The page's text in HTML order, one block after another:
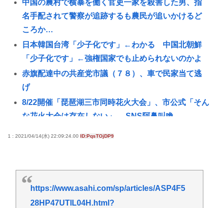
中国の農村で横暴を働く官吏一家を殺害した男、指
名手配されて警察が追跡するも農民が追いかけるど
ころか…
日本韓国台湾「少子化です」←わかる 中国北朝鮮
「少子化です」←強権国家でも止められないのかよ
赤旗配達中の共産党市議（７８）、車で民家当て逃
げ
8/22開催「琵琶湖三市同時花火大会」、市公式「そん
な花火大会は存在しない」→ SNS阿鼻叫喚
けどんなのかある？
省内で「片山氏交代の噂」 後任に小野寺税調会長
の名前
1 : 2021/04/14(水) 22:09:24.00 ID:PqsTOjDP9
https://www.asahi.com/sp/articles/ASP4F5
28HP47UTIL04H.html?